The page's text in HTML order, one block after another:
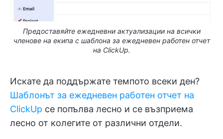
Предоставяйте ежедневни актуализации на всички
членове на екипа с шаблона за ежедневен работен отчет
на ClickUp.
Искате да поддържате темпото всеки ден?
Шаблонът за ежедневен работен отчет на
ClickUp се попълва лесно и се възприема
лесно от колегите от различни отдели.